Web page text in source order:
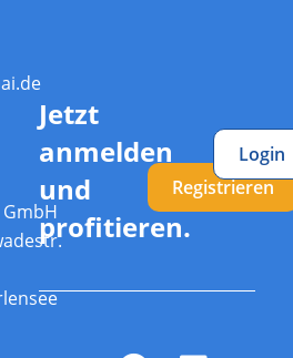
GmbH
Jetzt
anmelden
und
profitieren.
Registrieren
Login